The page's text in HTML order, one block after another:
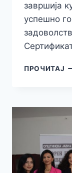
завршија
успешно
ПРОЧИТАЈ